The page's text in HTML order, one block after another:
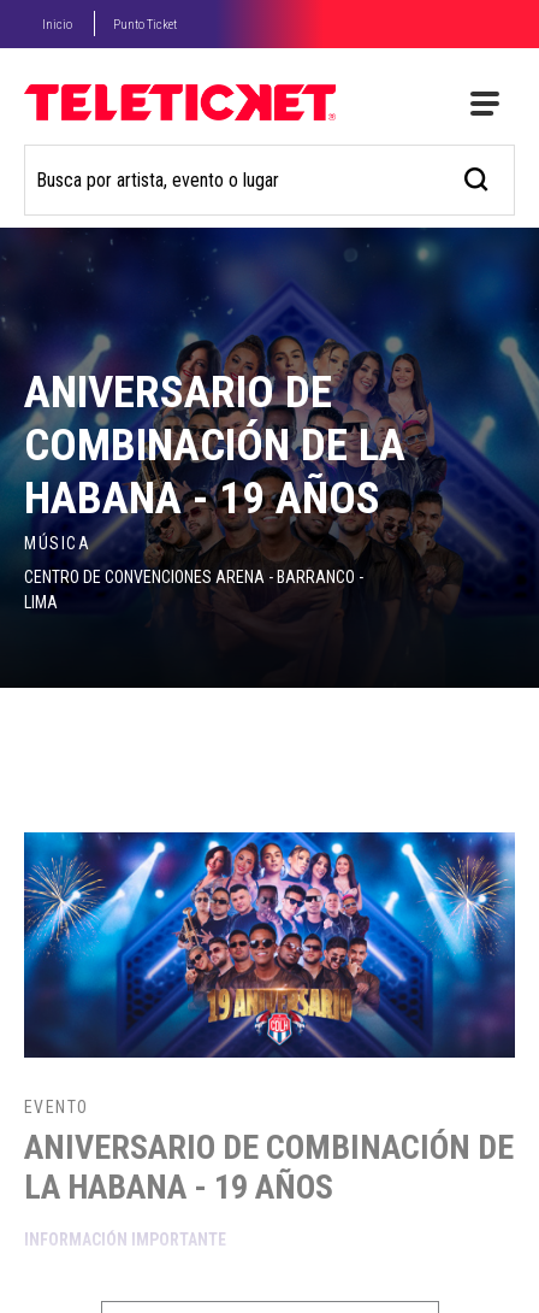
Inicio Punto Ticket
ANIVERSARIO DE
COMBINACIÓN DE LA
HABANA - 19 AÑOS
MÚSICA
CENTRO DE CONVENCIONES ARENA - BARRANCO -
LIMA
EVENTO
ANIVERSARIO DE COMBINACIÓN DE
LA HABANA - 19 AÑOS
INFORMACIÓN IMPORTANTE
Público recomendado:Adultos.